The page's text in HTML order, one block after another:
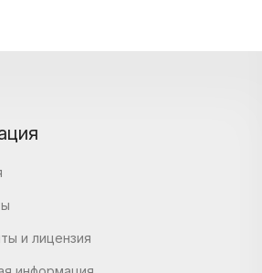
и лицензия